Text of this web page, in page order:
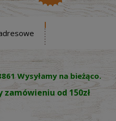
Wysyłamy na bieżąco.
od 150zł